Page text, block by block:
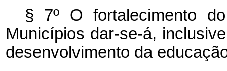
§ 7º O fortalecimento
Municípios dar-se-á,
desenvolvimento da